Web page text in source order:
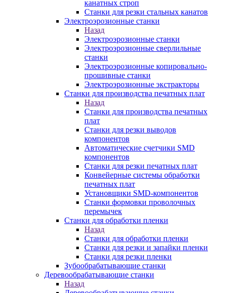
канатных строп
Станки для резки стальных канатов
Электроэрозионные станки
Назад
Электроэрозионные станки
Электроэрозионные сверлильные
станки
Электроэрозионные копировально-
прошивные станки
Электроэрозионные экстракторы
Станки для производства печатных плат
Назад
Станки для производства печатных
плат
Станки для резки выводов
компонентов
Автоматические счетчики SMD
компонентов
Станки для резки печатных плат
Конвейерные системы обработки
печатных плат
Установщики SMD-компонентов
Станки формовки проволочных
перемычек
Станки для обработки пленки
Назад
Станки для обработки пленки
Станки для резки и запайки пленки
Станки для резки пленки
Зубообрабатывающие станки
Деревообрабатывающие станки
Назад